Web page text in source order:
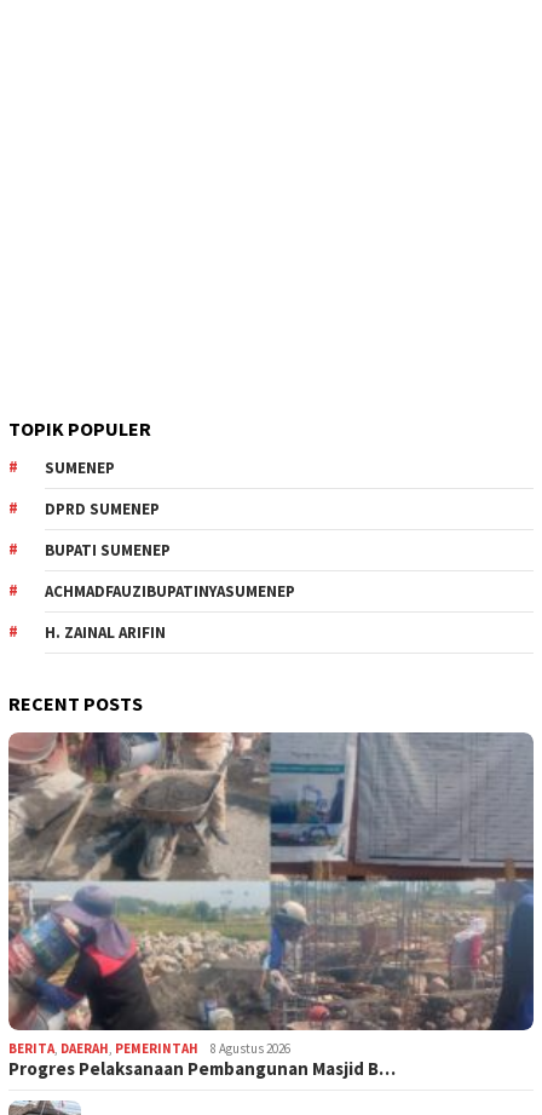
TOPIK POPULER
SUMENEP
DPRD SUMENEP
BUPATI SUMENEP
ACHMADFAUZIBUPATINYASUMENEP
H. ZAINAL ARIFIN
RECENT POSTS
BERITA, DAERAH, PEMERINTAH 8 Agustus 2026
Progres Pelaksanaan Pembangunan Masjid B…